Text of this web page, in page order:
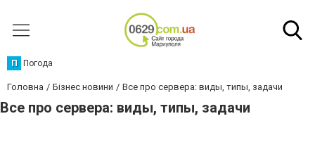
П Погода
Головна Бізнес новини Все про сервера: виды, типы, задачи
Все про сервера: виды, типы, задачи